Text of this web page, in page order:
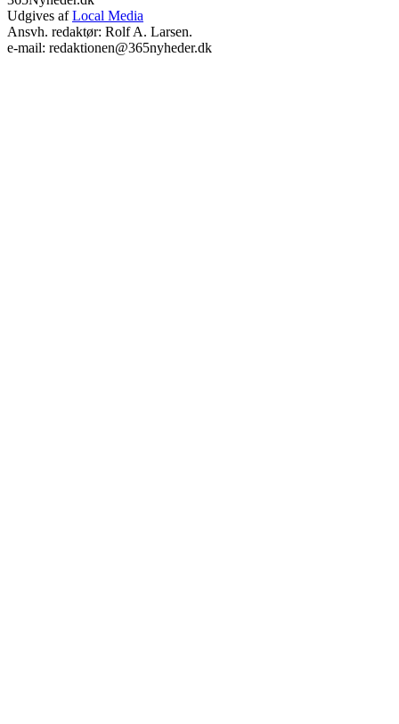
Udgives afLocal Media
Ansvh. redaktør: Rolf A. Larsen.
e-mail: redaktionen@365nyheder.dk